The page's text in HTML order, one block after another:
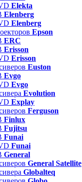
Elekta
Elenberg
Elenberg
Epson
ERC
Erisson
Erisson
Euston
Evgo
Evgo
Evolution
Explay
Ferguson
Finlux
Fujitsu
Funai
Funai
General
General Satellite
Globalteq